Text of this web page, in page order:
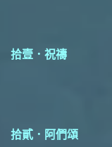
拾壹．祝禱
拾貳．阿們頌